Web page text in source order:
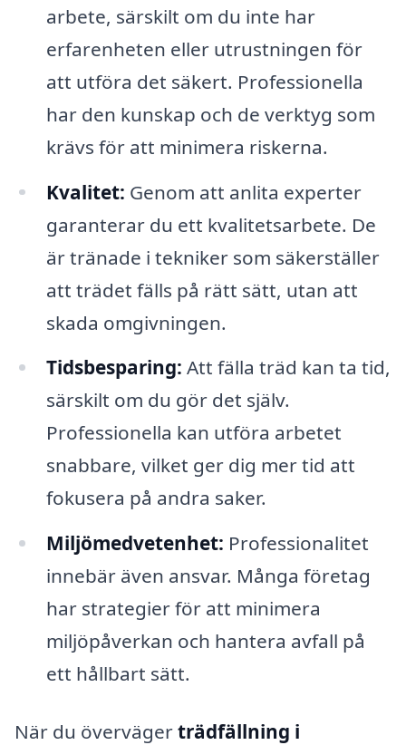
arbete, särskilt om du inte har
erfarenheten eller utrustningen för
att utföra det säkert. Professionella
har den kunskap och de verktyg som
krävs för att minimera riskerna.
Kvalitet: Genom att anlita experter
garanterar du ett kvalitetsarbete. De
är tränade i tekniker som säkerställer
att trädet fälls på rätt sätt, utan att
skada omgivningen.
Tidsbesparing: Att fälla träd kan ta tid,
särskilt om du gör det själv.
Professionella kan utföra arbetet
snabbare, vilket ger dig mer tid att
fokusera på andra saker.
Miljömedvetenhet: Professionalitet
innebär även ansvar. Många företag
har strategier för att minimera
miljöpåverkan och hantera avfall på
ett hållbart sätt.
När du övervägerträdfällning i